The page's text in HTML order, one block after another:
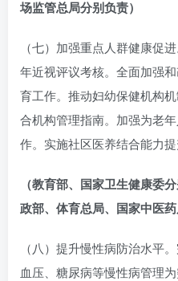
场监管总局分别负责）
（七）加强重点人群健康促
年近视评议考核。全面加强
育工作。推动妇幼保健机构
合机构管理指南。加强为老
作。实施社区医养结合能力提
（教育部、国家卫生健康委
政部、体育总局、国家中医药
（八）提升慢性病防治水平
血压、糖尿病等慢性病管理